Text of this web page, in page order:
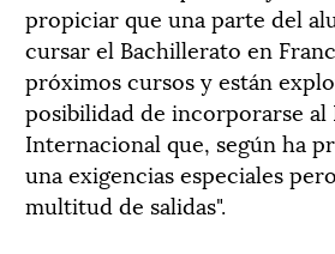
propiciar que una parte del
cursar el Bachillerato en
próximos cursos y están
posibilidad de incorporarse al
Internacional que, según ha
una exigencias especiales
multitud de salidas".